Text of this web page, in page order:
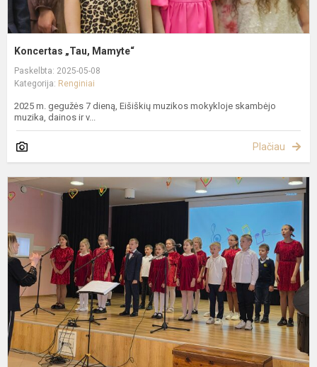
Koncertas „Tau, Mamyte“
Paskelbta: 2025-05-08
Kategorija: Renginiai
2025 m. gegužės 7 dieną, Eišiškių muzikos mokykloje skambėjo
muzika, dainos ir v...
Plačiau